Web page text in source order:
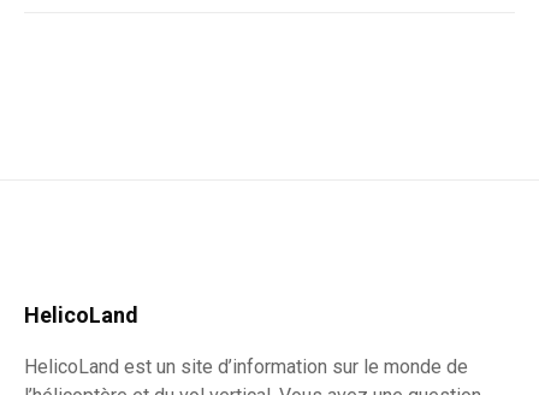
HelicoLand
HelicoLand est un site d’information sur le monde de